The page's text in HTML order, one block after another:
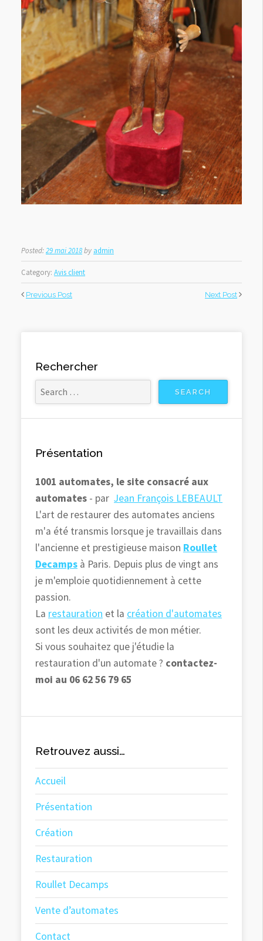
Posted:29 mai 2018by admin
Category: Avis client
Previous Post Next Post
Rechercher
Présentation
1001 automates, le site consacré aux
automates - par Jean François LEBEAULT
L'art de restaurer des automates anciens
m'a été transmis lorsque je travaillais dans
l'ancienne et prestigieuse maison Roullet
Decamps à Paris. Depuis plus de vingt ans
je m'emploie quotidiennement à cette
passion.
La restauration et la création d'automates
sont les deux activités de mon métier.
Si vous souhaitez que j'étudie la
restauration d'un automate ? contactez-
moi au 06 62 56 79 65
Retrouvez aussi…
Accueil
Présentation
Création
Restauration
Roullet Decamps
Vente d’automates
Contact